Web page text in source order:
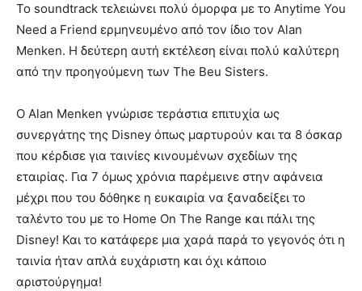
Το soundtrack τελειώνει πολύ όμορφα με το Anytime You
Need a Friend ερμηνευμένο από τον ίδιο τον Alan
Menken. Η δεύτερη αυτή εκτέλεση είναι πολύ καλύτερη
από την προηγούμενη των The Beu Sisters.
Ο Alan Menken γνώρισε τεράστια επιτυχία ως
συνεργάτης της Disney όπως μαρτυρούν και τα 8 όσκαρ
που κέρδισε για ταινίες κινουμένων σχεδίων της
εταιρίας. Για 7 όμως χρόνια παρέμεινε στην αφάνεια
μέχρι που του δόθηκε η ευκαιρία να ξαναδείξει το
ταλέντο του με το Home On The Range και πάλι της
Disney! Και το κατάφερε μια χαρά παρά το γεγονός ότι η
ταινία ήταν απλά ευχάριστη και όχι κάποιο
αριστούργημα!